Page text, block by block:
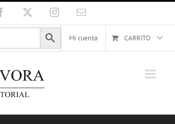
Facebook InstagramCorreo
Botón de búsqueda
Mi cuenta
CARRITO